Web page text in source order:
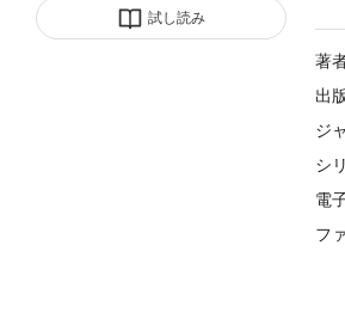
試し読み
著
出
ジ
シ
電
フ